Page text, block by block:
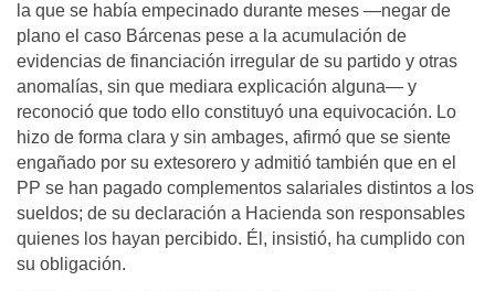
la que se había empecinado durante meses —negar de
plano el caso Bárcenas pese a la acumulación de
evidencias de financiación irregular de su partido y otras
anomalías, sin que mediara explicación alguna— y
reconoció que todo ello constituyó una equivocación. Lo
hizo de forma clara y sin ambages, afirmó que se siente
engañado por su extesorero y admitió también que en el
PP se han pagado complementos salariales distintos a los
sueldos; de su declaración a Hacienda son responsables
quienes los hayan percibido. Él, insistió, ha cumplido con
su obligación.